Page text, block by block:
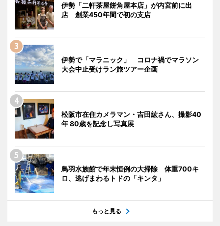
伊勢「二軒茶屋餅角屋本店」が内宮前に出
店 創業450年間で初の支店
伊勢で「マラニック」 コロナ禍でマラソン
大会中止受けラン旅ツアー企画
松阪市在住カメラマン・吉田紘さん、撮影40
年 80歳を記念し写真展
鳥羽水族館で年末恒例の大掃除 体重700キ
ロ、逃げまわるトドの「キンタ」
もっと見る